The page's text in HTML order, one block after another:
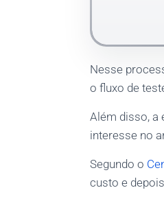
Nesse
o fluxo de
Além disso, a
interesse no
Segundo o
custo e